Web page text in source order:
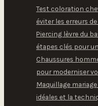
Test coloration
éviter les erreurs
Piercing lèvre du
étapes clés pour
Chaussures
pour moderniser
Maquillage
idéales et la